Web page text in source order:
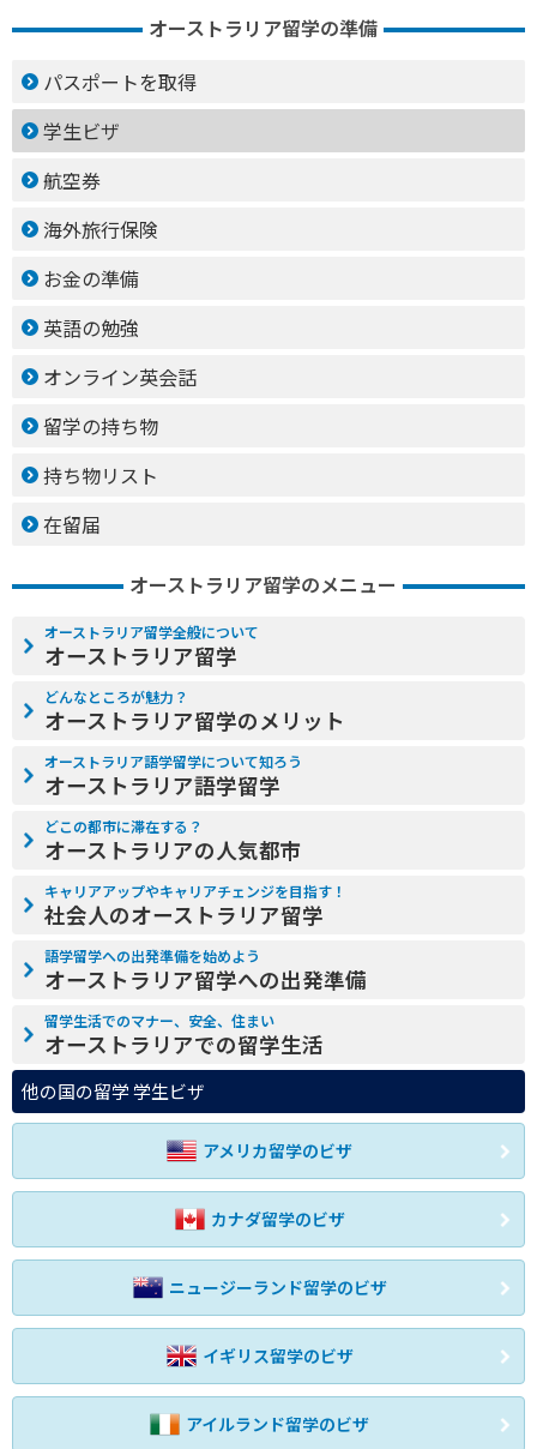
オーストラリア留学の準備
パスポートを取得
学生ビザ
航空券
海外旅行保険
お金の準備
英語の勉強
オンライン英会話
留学の持ち物
持ち物リスト
在留届
オーストラリア留学のメニュー
オーストラリア留学全般について
オーストラリア留学
どんなところが魅力？
オーストラリア留学のメリット
オーストラリア語学留学について知ろう
オーストラリア語学留学
どこの都市に滞在する？
オーストラリアの人気都市
キャリアアップやキャリアチェンジを目指す！
社会人のオーストラリア留学
語学留学への出発準備を始めよう
オーストラリア留学への出発準備
留学生活でのマナー、安全、住まい
オーストラリアでの留学生活
他の国の留学 学生ビザ
アメリカ留学のビザ
カナダ留学のビザ
ニュージーランド留学のビザ
イギリス留学のビザ
アイルランド留学のビザ